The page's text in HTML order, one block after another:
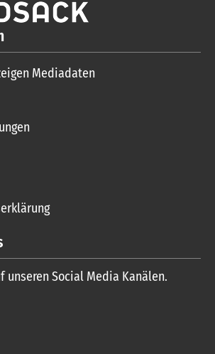
Mediadaten
unseren Social Media Kanälen.